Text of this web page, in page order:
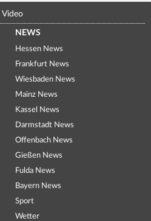
Video
NEWS
Hessen News
Frankfurt News
Wiesbaden News
Mainz News
Kassel News
Darmstadt News
Offenbach News
Gießen News
Fulda News
Bayern News
Sport
Wetter